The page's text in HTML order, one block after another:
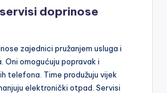
doprinose
zajednici pružanjem usluga i
Oni omogućuju popravak i
telefona. Time produžuju vijek
elektronički otpad. Servisi